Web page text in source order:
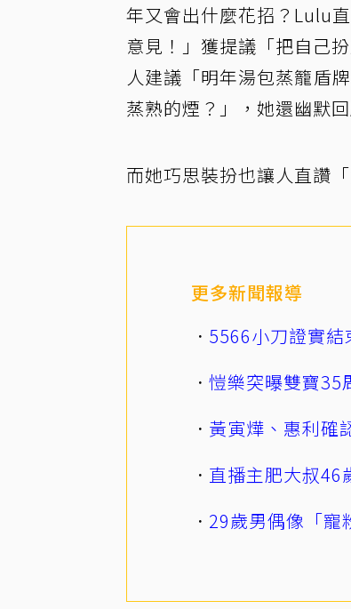
年又會出什麼花招？Lulu
意見！」獲提議「把自己
人建議「明年湯包蒸籠盾
蒸熟的煙？」，她還幽默
而她巧思裝扮也讓人直讚
更多新聞報導
5566小刀證實
愷樂突曝雙寶35
黃寅燁、惠利確
直播主肥大叔46
29歲男偶像「寵